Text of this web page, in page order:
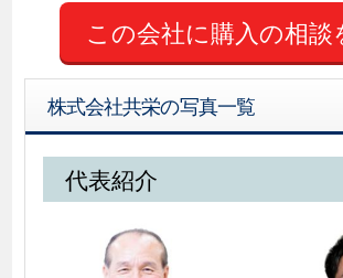
この会社に購入の相談
株式会社共栄の写真一覧
代表紹介